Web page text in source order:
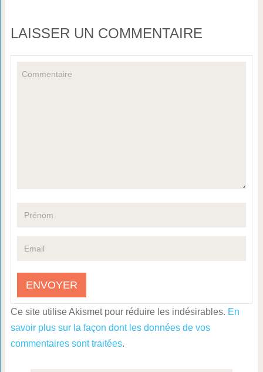
LAISSER UN COMMENTAIRE
Ce site utilise Akismet pour réduire les indésirables. En
savoir plus sur la façon dont les données de vos
commentaires sont traitées.